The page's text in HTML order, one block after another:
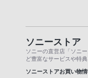
ソニーストア
ソニーの直営店「ソニ
ど豊富なサービスや特
ソニーストアお買い物情